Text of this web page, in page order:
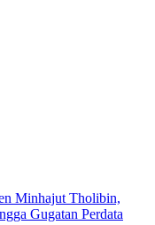
Minhajut Tholibin,
Gugatan Perdata